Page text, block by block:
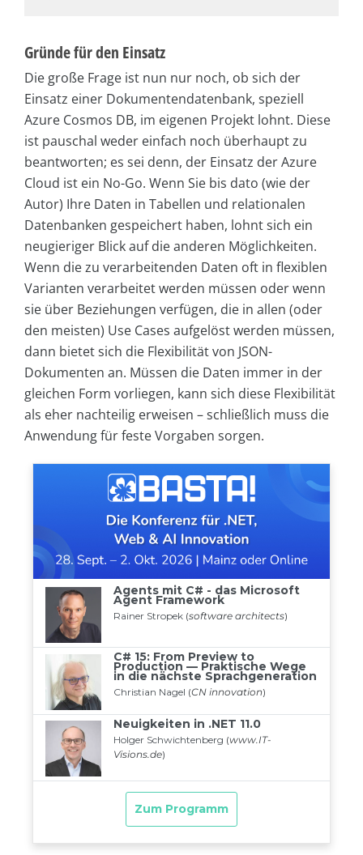
Gründe für den Einsatz
Die große Frage ist nun nur noch, ob sich der
Einsatz einer Dokumentendatenbank, speziell
Azure Cosmos DB, im eigenen Projekt lohnt. Diese
ist pauschal weder einfach noch überhaupt zu
beantworten; es sei denn, der Einsatz der Azure
Cloud ist ein No-Go. Wenn Sie bis dato (wie der
Autor) Ihre Daten in Tabellen und relationalen
Datenbanken gespeichert haben, lohnt sich ein
neugieriger Blick auf die anderen Möglichkeiten.
Wenn die zu verarbeitenden Daten oft in flexiblen
Varianten verarbeitet werden müssen oder wenn
sie über Beziehungen verfügen, die in allen (oder
den meisten) Use Cases aufgelöst werden müssen,
dann bietet sich die Flexibilität von JSON-
Dokumenten an. Müssen die Daten immer in der
gleichen Form vorliegen, kann sich diese Flexibilität
als eher nachteilig erweisen – schließlich muss die
Anwendung für feste Vorgaben sorgen.